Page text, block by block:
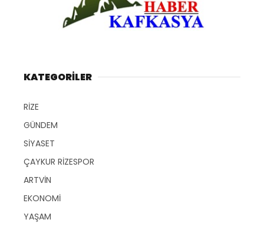
KATEGORİLER
RİZE
GÜNDEM
SİYASET
ÇAYKUR RİZESPOR
ARTVİN
EKONOMİ
YAŞAM